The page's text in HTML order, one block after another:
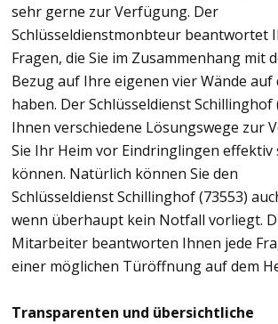
sehr gerne zur Verfügung. Der
Schlüsseldienstmonbteur beantwortet
Fragen, die Sie im Zusammenhang mit
Bezug auf Ihre eigenen vier Wände auf
haben. Der Schlüsseldienst Schillinghof
Ihnen verschiedene Lösungswege zur
Sie Ihr Heim vor Eindringlingen effektiv
können. Natürlich können Sie den
Schlüsseldienst Schillinghof (73553)
wenn überhaupt kein Notfall vorliegt.
Mitarbeiter beantworten Ihnen jede
einer möglichen Türöffnung auf dem
Transparenten und übersichtliche